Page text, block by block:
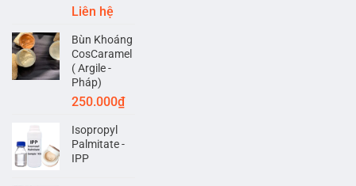
Liên hệ
Bùn Khoáng
CosCaramel
( Argile -
Pháp)
250.000₫
Isopropyl
Palmitate -
IPP